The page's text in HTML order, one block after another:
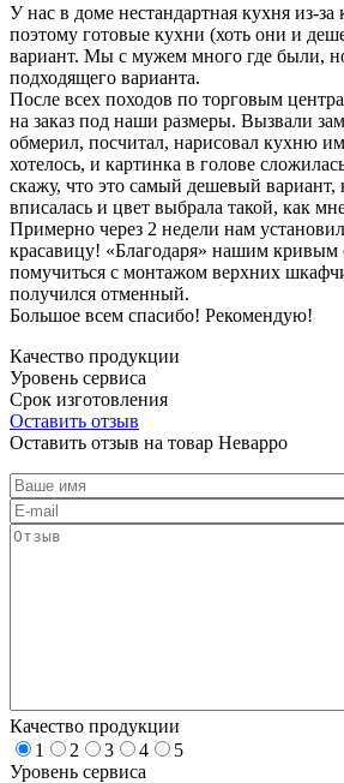
У нас в доме нестандартная кухня из-за
поэтому готовые кухни (хоть они и
вариант. Мы с мужем много где были,
подходящего варианта.
После всех походов по торговым
на заказ под наши размеры. Вызвали
обмерил, посчитал, нарисовал кухню
хотелось, и картинка в голове
скажу, что это самый дешевый вариант,
вписалась и цвет выбрала такой, как
Примерно через 2 недели нам
красавицу! «Благодаря» нашим
помучиться с монтажом верхних
получился отменный.
Большое всем спасибо! Рекомендую!
Качество продукции
Уровень сервиса
Срок изготовления
Оставить отзыв
Оставить отзыв на товар Неварро
Качество продукции
1
2 3 4
5
Уровень сервиса